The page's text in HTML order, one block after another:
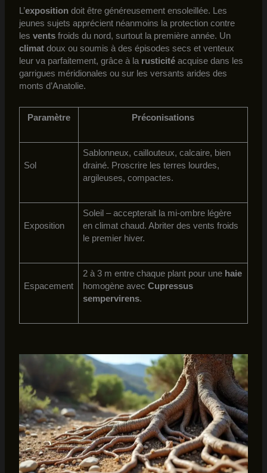
L’expositiondoit être généreusement ensoleillée. Les
jeunes sujets apprécient néanmoins la protection contre
les ventsfroids du nord, surtout la première année. Un
climatdoux ou soumis à des épisodes secs et venteux
leur va parfaitement, grâce à la rusticitéacquise dans les
garrigues méridionales ou sur les versants arides des
monts d’Anatolie.
Paramètre Préconisations
Sol
Sablonneux, caillouteux, calcaire, bien
drainé. Proscrire les terres lourdes,
argileuses, compactes.
Exposition
Soleil – accepterait la mi-ombre légère
en climat chaud. Abriter des vents froids
le premier hiver.
Espacement
2 à 3 m entre chaque plant pour une haie
homogène avecCupressus
sempervirens.